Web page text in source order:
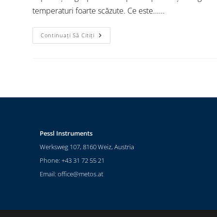
temperaturi foarte scăzute. Ce este......
Continuați Să Citiți
Pessl Instruments
Werksweg 107, 8160 Weiz, Austria
Phone: +43 31 72 55 21
Email:office@metos.at